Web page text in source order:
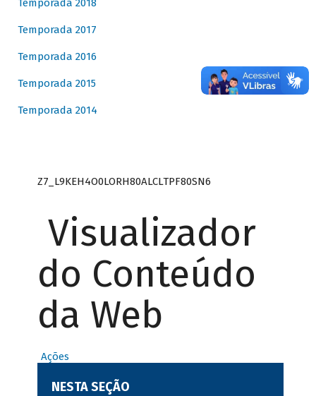
Temporada 2018
Temporada 2017
Temporada 2016
Temporada 2015
Temporada 2014
Z7_L9KEH4O0LORH80ALCLTPF80SN6
Visualizador
do Conteúdo
da Web
Ações
NESTA SEÇÃO